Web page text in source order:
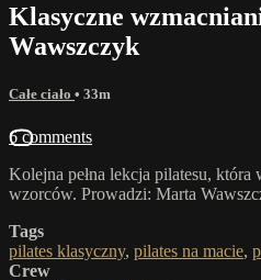
Klasyczne
Wawszczyk
Całe ciało • 33m
6 comments
Kolejna pełna lekcja pilatesu,
wzorców. Prowadzi: Marta
Tags
pilates klasyczny, pilates na macie,
Crew